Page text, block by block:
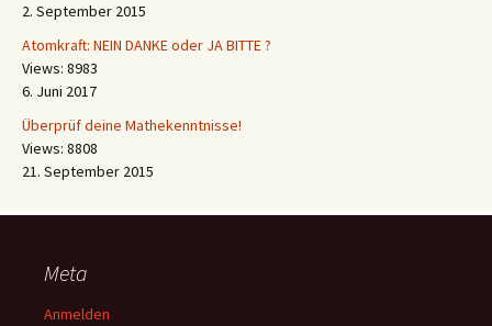
2. September 2015
Atomkraft: NEIN DANKE oder JA BITTE ?
Views: 8983
6. Juni 2017
Überprüf deine Mathekenntnisse!
Views: 8808
21. September 2015
Meta
Anmelden